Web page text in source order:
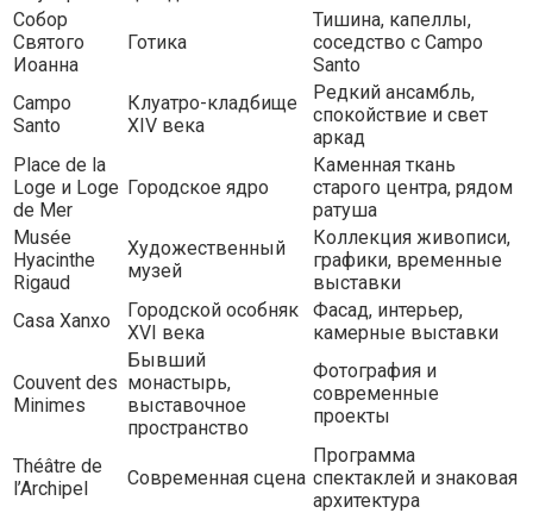
Собор
Святого
Иоанна
Готика
Тишина, капеллы,
соседство с Campo
Santo
Campo
Santo
Клуатро-кладбище
XIV века
Редкий ансамбль,
спокойствие и свет
аркад
Place de la
Loge и Loge
de Mer
Городское ядро
Каменная ткань
старого центра, рядом
ратуша
Musée
Hyacinthe
Rigaud
Художественный
музей
Коллекция живописи,
графики, временные
выставки
Casa Xanxo
Городской особняк
XVI века
Фасад, интерьер,
камерные выставки
Couvent des
Minimes
Бывший
монастырь,
выставочное
пространство
Фотография и
современные
проекты
Théâtre de
l’Archipel
Современная сцена
Программа
спектаклей и знаковая
архитектура